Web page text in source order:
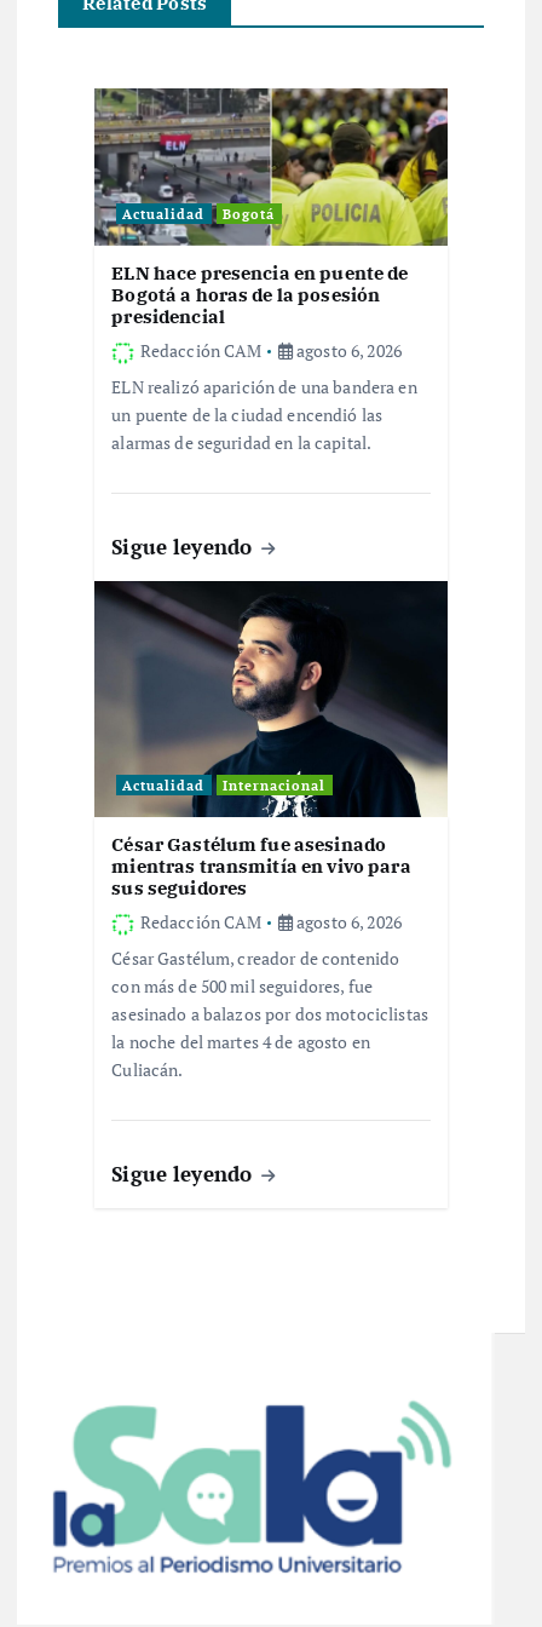
Actualidad Bogotá
ELN hace presencia en puente de
Bogotá a horas de la posesión
presidencial
Redacción CAM
agosto 6, 2026
ELN realizó aparición de una bandera en
un puente de la ciudad encendió las
alarmas de seguridad en la capital.
Sigue leyendo
Actualidad Internacional
César Gastélum fue asesinado
mientras transmitía en vivo para
sus seguidores
Redacción CAM
agosto 6, 2026
César Gastélum, creador de contenido
con más de 500 mil seguidores, fue
asesinado a balazos por dos motociclistas
la noche del martes 4 de agosto en
Culiacán.
Sigue leyendo